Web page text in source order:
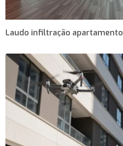
Laudo infiltração apartamento